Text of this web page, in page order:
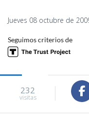
Jueves 08 octubre de
Seguimos criterios de
232
visitas